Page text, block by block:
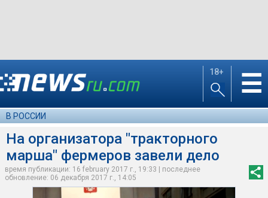
18+ ☰
В РОССИИ
На организатора "тракторного
марша" фермеров завели дело
время публикации: 16 february 2017 г., 19:33 | последнее
обновление: 06 декабря 2017 г., 14:05